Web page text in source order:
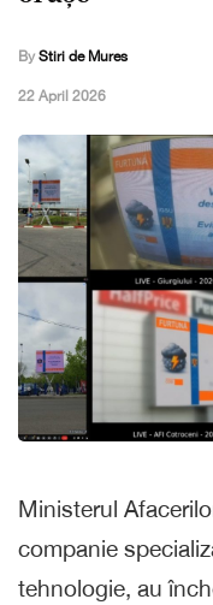
By Stiri de Mures
,22 April 2026
Ministerul
companie
tehnologie, au